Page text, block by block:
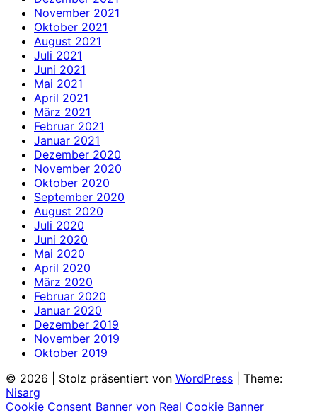
November 2021
Oktober 2021
August 2021
Juli 2021
Juni 2021
Mai 2021
April 2021
März 2021
Februar 2021
Januar 2021
Dezember 2020
November 2020
Oktober 2020
September 2020
August 2020
Juli 2020
Juni 2020
Mai 2020
April 2020
März 2020
Februar 2020
Januar 2020
Dezember 2019
November 2019
Oktober 2019
© 2026
Stolz präsentiert von WordPress
Theme:
Nisarg
Cookie Consent Banner von Real Cookie Banner